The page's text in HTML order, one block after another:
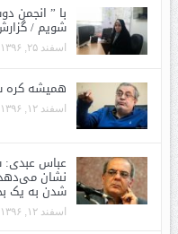
با ” انجمن
شویم /
اسفند ۲۵, ۱۳۹۶
همیشه کره
اسفند ۱۲, ۱۳۹۶
عباس عبدی:
نشان
شدن به یک
اسفند ۱۲, ۱۳۹۶